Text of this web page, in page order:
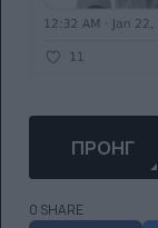
ΠΡΟΗΓ
0 SHARE